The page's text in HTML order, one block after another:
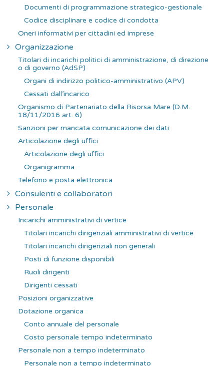
Documenti di programmazione strategico-gestionale
Codice disciplinare e codice di condotta
Oneri informativi per cittadini ed imprese
Organizzazione
Titolari di incarichi politici di amministrazione, di direzione
o di governo (AdSP)
Organi di indirizzo politico-amministrativo (APV)
Cessati dall’incarico
Organismo di Partenariato della Risorsa Mare (D.M.
18/11/2016 art. 6)
Sanzioni per mancata comunicazione dei dati
Articolazione degli uffici
Articolazione degli uffici
Organigramma
Telefono e posta elettronica
Consulenti e collaboratori
Personale
Incarichi amministrativi di vertice
Titolari incarichi dirigenziali amministrativi di vertice
Titolari incarichi dirigenziali non generali
Posti di funzione disponibili
Ruoli dirigenti
Dirigenti cessati
Posizioni organizzative
Dotazione organica
Conto annuale del personale
Costo personale tempo indeterminato
Personale non a tempo indeterminato
Personale non a tempo indeterminato